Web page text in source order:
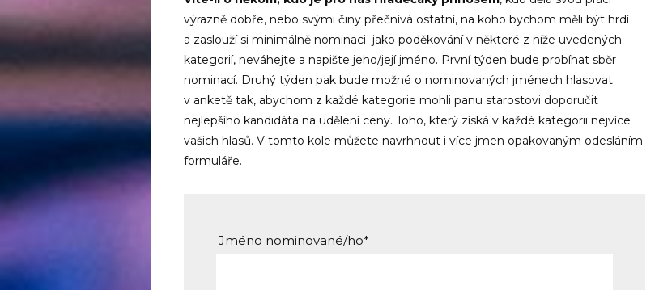
výrazně dobře, nebo svými činy přečnívá ostatní, na koho bychom měli být hrdí
a zaslouží si minimálně nominaci jako poděkování v některé z níže uvedených
kategorií, neváhejte a napište jeho/její jméno. První týden bude probíhat sběr
nominací. Druhý týden pak bude možné o nominovaných jménech hlasovat
v anketě tak, abychom z každé kategorie mohli panu starostovi doporučit
nejlepšího kandidáta na udělení ceny. Toho, který získá v každé kategorii nejvíce
vašich hlasů. V tomto kole můžete navrhnout i více jmen opakovaným odesláním
formuláře.
Jméno nominované/ho*